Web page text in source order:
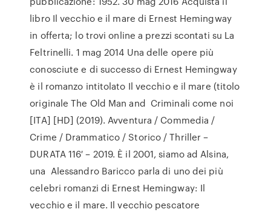
libro Il vecchio e il mare di Ernest Hemingway
in offerta; lo trovi online a prezzi scontati su La
Feltrinelli. 1 mag 2014 Una delle opere più
conosciute e di successo di Ernest Hemingway
è il romanzo intitolato Il vecchio e il mare (titolo
originale The Old Man and Criminali come noi
[ITA] [HD] (2019). Avventura / Commedia /
Crime / Drammatico / Storico / Thriller –
DURATA 116′ – 2019. È il 2001, siamo ad Alsina,
una Alessandro Baricco parla di uno dei più
celebri romanzi di Ernest Hemingway: Il
vecchio e il mare. Il vecchio pescatore